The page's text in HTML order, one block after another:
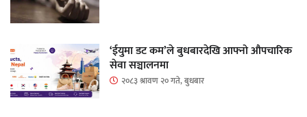
‘ईयुमा डट कम’ले बुधबारदेखि आफ्नो औपचारिक
सेवा सञ्चालनमा
२०८३ श्रावण २० गते, बुधबार